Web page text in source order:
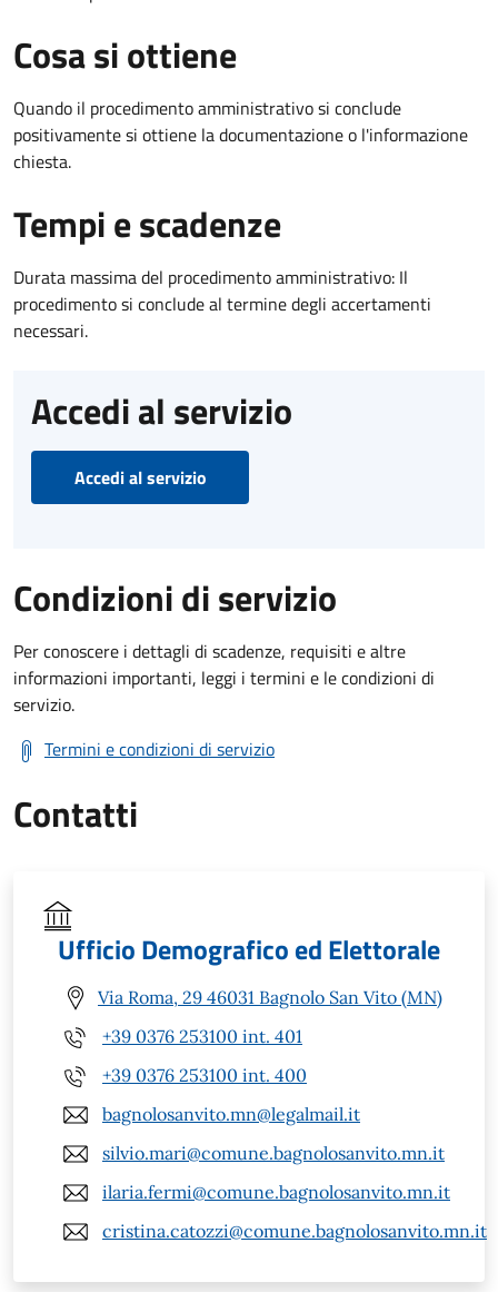
Cosa si ottiene
Quando il procedimento amministrativo si conclude
positivamente si ottiene la documentazione o l'informazione
chiesta.
Tempi e scadenze
Durata massima del procedimento amministrativo: Il
procedimento si conclude al termine degli accertamenti
necessari.
Accedi al servizio
Accedi al servizio
Condizioni di servizio
Per conoscere i dettagli di scadenze, requisiti e altre
informazioni importanti, leggi i termini e le condizioni di
servizio.
Termini e condizioni di servizio
Contatti
Ufficio Demografico ed Elettorale
Via Roma, 29 46031 Bagnolo San Vito (MN)
+39 0376 253100 int. 401
+39 0376 253100 int. 400
bagnolosanvito.mn@legalmail.it
silvio.mari@comune.bagnolosanvito.mn.it
ilaria.fermi@comune.bagnolosanvito.mn.it
cristina.catozzi@comune.bagnolosanvito.mn.it